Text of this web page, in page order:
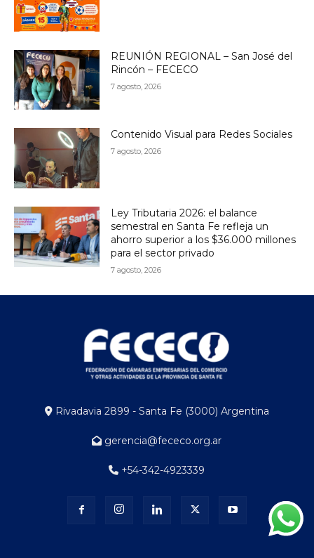
REUNIÓN REGIONAL – San José del
Rincón – FECECO
7 agosto, 2026
Contenido Visual para Redes Sociales
7 agosto, 2026
Ley Tributaria 2026: el balance
semestral en Santa Fe refleja un
ahorro superior a los $36.000 millones
para el sector privado
7 agosto, 2026
Rivadavia 2899 - Santa Fe (3000) Argentina
gerencia@fececo.org.ar
+54-342-4923339